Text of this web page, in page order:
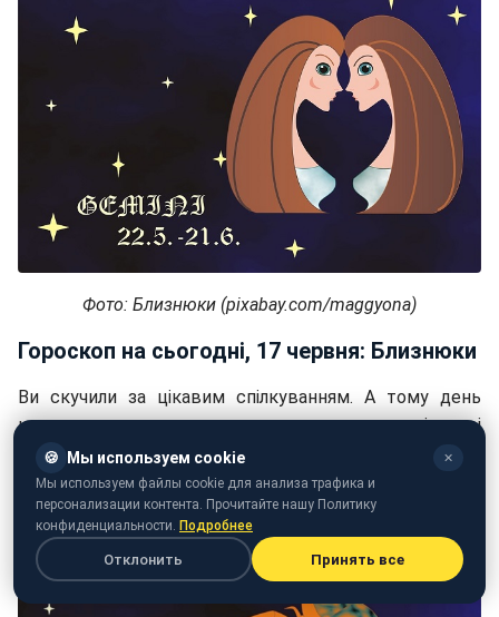
Фото: Близнюки (pixabay.com/maggyona)
Гороскоп на сьогодні, 17 червня: Близнюки
Ви скучили за цікавим спілкуванням. А тому день
корисно провести в приємному для вас суспільстві
інтелектуалів і поціновувачів мистецтва.
🍪 Мы используем cookie ✕
Мы используем файлы cookie для анализа трафика и
персонализации контента. Прочитайте нашу Политику
конфиденциальности. Подробнее
Отклонить Принять все